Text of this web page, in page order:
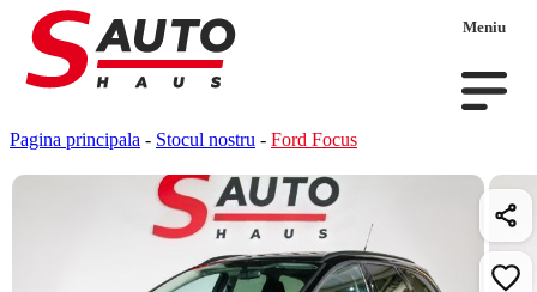
Meniu
Pagina principala - Stocul nostru - Ford Focus